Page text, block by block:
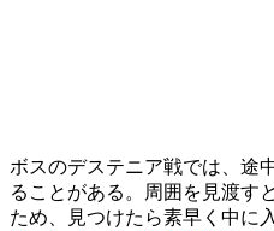
ボスのデステニア戦では、途
ることがある。周囲を見渡す
ため、見つけたら素早く中に